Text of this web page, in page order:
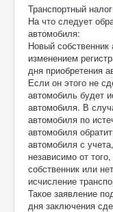
Транспортный
На что следует
автомобиля:
Новый
изменением
дня приобретения
Если он этого не
автомобиль будет
автомобиля. В
автомобиля по
автомобиля
автомобиля с
независимо от
собственник или
исчисление
Такое заявление
дня заключения